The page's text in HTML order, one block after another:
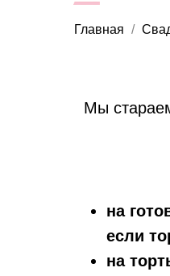
Главная
Мы
на
если
на